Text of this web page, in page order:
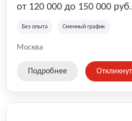
от 120 000 до 150 000
Без опыта Сменный график
Москва
Подробнее